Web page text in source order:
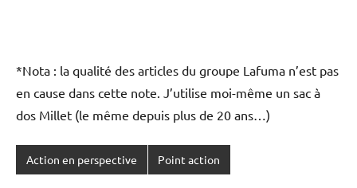
*Nota : la qualité des articles du groupe Lafuma n’est pas
en cause dans cette note. J’utilise moi-même un sac à
dos Millet (le même depuis plus de 20 ans…)
Action en perspective Point action